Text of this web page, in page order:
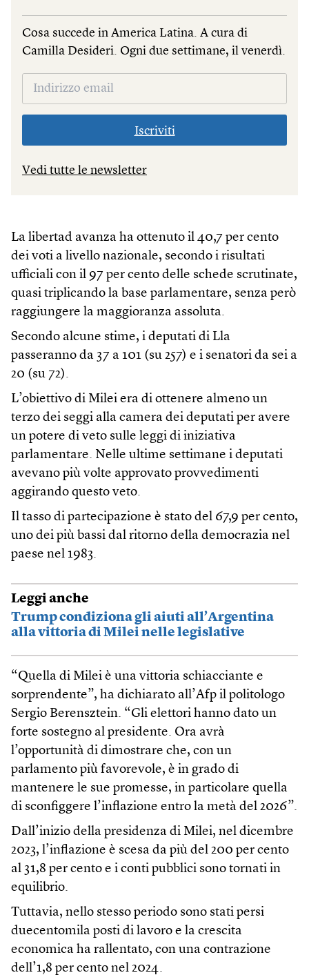
Cosa succede in America Latina. A cura di
Camilla Desideri. Ogni due settimane, il venerdì.
Iscriviti
Vedi tutte le newsletter
La libertad avanza ha ottenuto il 40,7 per cento
dei voti a livello nazionale, secondo i risultati
ufficiali con il 97 per cento delle schede scrutinate,
quasi triplicando la base parlamentare, senza però
raggiungere la maggioranza assoluta.
Secondo alcune stime, i deputati di Lla
passeranno da 37 a 101 (su 257) e i senatori da sei a
20 (su 72).
L’obiettivo di Milei era di ottenere almeno un
terzo dei seggi alla camera dei deputati per avere
un potere di veto sulle leggi di iniziativa
parlamentare. Nelle ultime settimane i deputati
avevano più volte approvato provvedimenti
aggirando questo veto.
Il tasso di partecipazione è stato del 67,9 per cento,
uno dei più bassi dal ritorno della democrazia nel
paese nel 1983.
Leggi anche
Trump condiziona gli aiuti all’Argentina
alla vittoria di Milei nelle legislative
“Quella di Milei è una vittoria schiacciante e
sorprendente”, ha dichiarato all’Afp il politologo
Sergio Berensztein. “Gli elettori hanno dato un
forte sostegno al presidente. Ora avrà
l’opportunità di dimostrare che, con un
parlamento più favorevole, è in grado di
mantenere le sue promesse, in particolare quella
di sconfiggere l’inflazione entro la metà del 2026”.
Dall’inizio della presidenza di Milei, nel dicembre
2023, l’inflazione è scesa da più del 200 per cento
al 31,8 per cento e i conti pubblici sono tornati in
equilibrio.
Tuttavia, nello stesso periodo sono stati persi
duecentomila posti di lavoro e la crescita
economica ha rallentato, con una contrazione
dell’1,8 per cento nel 2024.